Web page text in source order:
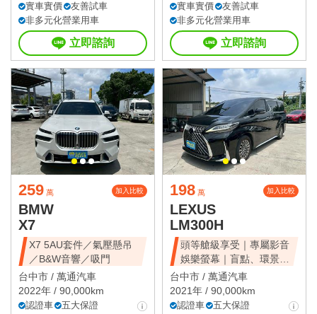
實車實價
友善試車
非多元化營業用車
立即諮詢
實車實價
友善試車
非多元化營業用車
立即諮詢
259 萬 加入比較
BMW
X7
X7 5AU套件／氣壓懸吊
／B&W音響／吸門
台中市 / 萬通汽車
2022年 / 90,000km
認證車 五大保證
198 萬 加入比較
LEXUS
LM300H
頭等艙級享受｜專屬影音
娛樂螢幕｜盲點、環景、
雙電滑門、雙天窗
台中市 / 萬通汽車
2021年 / 90,000km
認證車 五大保證